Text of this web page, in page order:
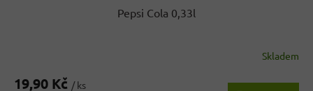
Pepsi Cola 0,33l
produktu
Skladem
19,90 Kč / ks